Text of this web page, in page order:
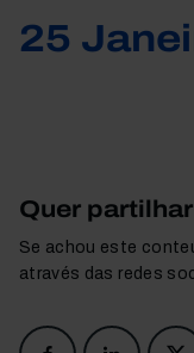
25
Quer
Se achou este
através das redes